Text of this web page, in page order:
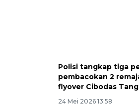
Polisi tangkap tiga
pembacokan 2
flyover Cibodas
24 Mei 2026 13:58